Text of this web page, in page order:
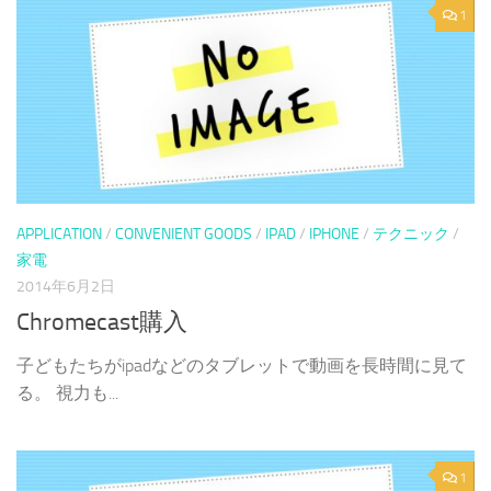
1
APPLICATION/ CONVENIENT GOODS / IPAD/ IPHONE / テクニック /
家電
2014年6月2日
Chromecast購入
子どもたちがipadなどのタブレットで動画を長時間に見て
る。 視力も...
1